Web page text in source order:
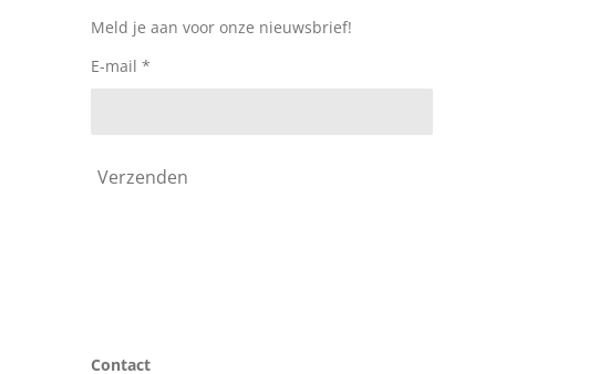
k
a
Meld je aan voor onze nieuwsbrief!
E-mail *
Verzenden
Contact